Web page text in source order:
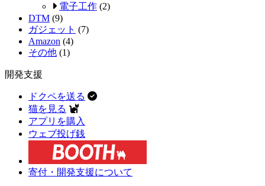
電子工作 (2)
DTM (9)
ガジェット (7)
Amazon (4)
その他 (1)
開発支援
ドクペを送る
猫を見る
アプリを購入
ウェブ投げ銭
寄付・開発支援について